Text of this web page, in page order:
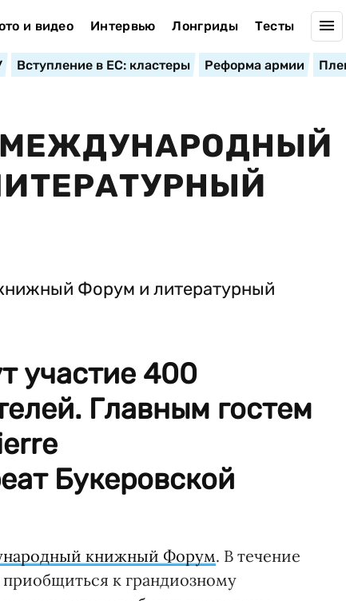
и видео Интервью Лонгриды Тесты
Вступление в ЕС: кластеры Реформа армии
МЕЖДУНАРОДНЫЙ
участие 400
Главным гостем
Букеровской
книжный Форум. В течение
приобщиться к грандиозному